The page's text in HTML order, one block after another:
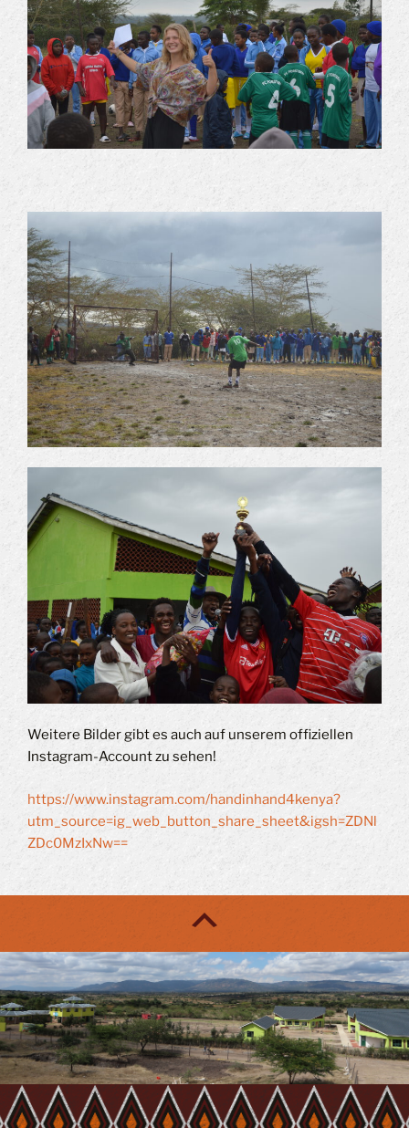
Weitere Bilder gibt es auch auf unserem offiziellen
Instagram-Account zu sehen!
https://www.instagram.com/handinhand4kenya?
utm_source=ig_web_button_share_sheet&igsh=ZDNl
ZDc0MzIxNw==